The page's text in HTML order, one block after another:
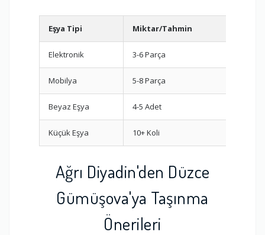
Eşya Tipi Miktar/Tahmin
Elektronik 3-6 Parça
Mobilya 5-8 Parça
Beyaz Eşya 4-5 Adet
Küçük Eşya 10+ Koli
Ağrı Diyadin'den Düzce
Gümüşova'ya Taşınma
Önerileri